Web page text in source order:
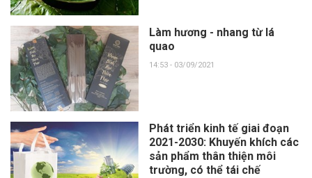
Làm hương - nhang từ lá
quao
14:53 - 03/09/2021
Phát triển kinh tế giai đoạn
2021-2030: Khuyến khích các
sản phẩm thân thiện môi
trường, có thể tái chế